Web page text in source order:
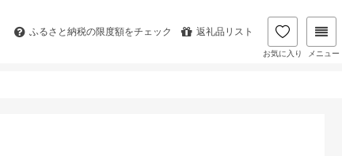
ふるさと納税の限度額をチェック 返礼品リスト
お気に入り メニュー